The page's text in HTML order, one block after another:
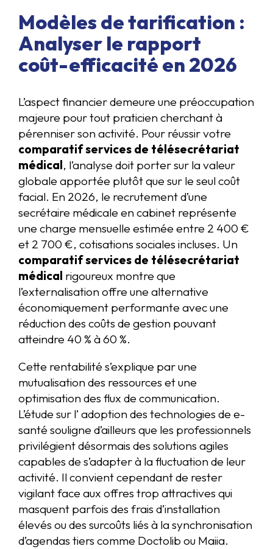
Modèles de tarification :
Analyser le rapport
coût-efficacité en 2026
L’aspect financier demeure une préoccupation
majeure pour tout praticien cherchant à
pérenniser son activité. Pour réussir votre
comparatif services de télésecrétariat
médical, l’analyse doit porter sur la valeur
globale apportée plutôt que sur le seul coût
facial. En 2026, le recrutement d’une
secrétaire médicale en cabinet représente
une charge mensuelle estimée entre 2 400 €
et 2 700 €, cotisations sociales incluses. Un
comparatif services de télésecrétariat
médical rigoureux montre que
l’externalisation offre une alternative
économiquement performante avec une
réduction des coûts de gestion pouvant
atteindre 40 % à 60 %.
Cette rentabilité s’explique par une
mutualisation des ressources et une
optimisation des flux de communication.
L’étude sur l’ adoption des technologies de e-
santé souligne d’ailleurs que les professionnels
privilégient désormais des solutions agiles
capables de s’adapter à la fluctuation de leur
activité. Il convient cependant de rester
vigilant face aux offres trop attractives qui
masquent parfois des frais d’installation
élevés ou des surcoûts liés à la synchronisation
d’agendas tiers comme Doctolib ou Maiia.